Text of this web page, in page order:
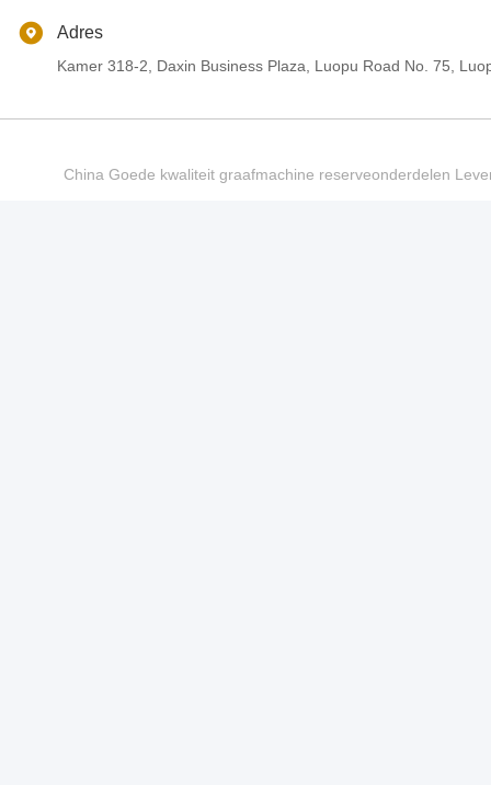
Adres
Kamer 318-2, Daxin Business Plaza, Luopu Road No. 75,
China Goede kwaliteit graafmachine reserveonderdelen